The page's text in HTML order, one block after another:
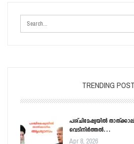
TRENDING
പശ്ചിമേഷ്യയിൽ
വെടിനിർത്തൽ…
Apr 8, 2026